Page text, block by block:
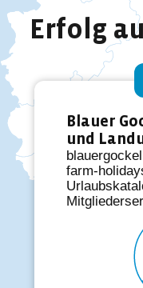
Erfolg
Blauer
und
farm-